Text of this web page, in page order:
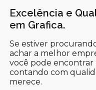
Excelência e
em Grafica.
Se estiver
achar a melhor
você pode encontrar
contando com
merece.